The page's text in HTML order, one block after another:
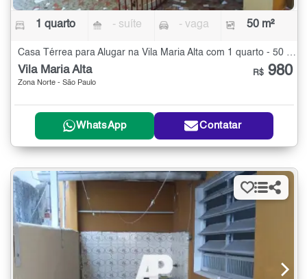
1 quarto - suíte - vaga 50 m²
Casa Térrea para Alugar na Vila Maria Alta com 1 quarto - 50 m²
Vila Maria Alta
Zona Norte - São Paulo
R$ 980
WhatsApp Contatar